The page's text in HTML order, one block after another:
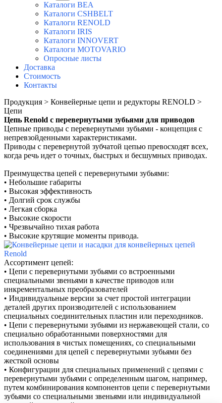
Каталоги BEA
Каталоги CSHBELT
Каталоги RENOLD
Каталоги IRIS
Каталоги INNOVERT
Каталоги MOTOVARIO
Опросные листы
Доставка
Стоимость
Контакты
Продукция > Конвейерные цепи и редукторы RENOLD >
Цепи
Цепь Renold с перевернутыми зубьями для приводов
Цепные приводы с перевернутыми зубьями - концепция с
непревзойденными характеристиками.
Приводы с перевернутой зубчатой цепью превосходят всех,
когда речь идет о точных, быстрых и бесшумных приводах.
Преимущества цепей с перевернутыми зубьями:
• Небольшие габариты
• Высокая эффективность
• Долгий срок службы
• Легкая сборка
• Высокие скорости
• Чрезвычайно тихая работа
• Высокие крутящие моменты привода.
Ассортимент цепей:
• Цепи с перевернутыми зубьями со встроенными
специальными звеньями в качестве приводов или
инкрементальных преобразователей
• Индивидуальные версии за счет простой интеграции
деталей других производителей с использованием
специальных соединительных пластин или переходников.
• Цепи с перевернутыми зубьями из нержавеющей стали, со
специально обработанными поверхностями для
использования в чистых помещениях, со специальными
соединениями для цепей с перевернутыми зубьями без
жесткой основы
• Конфигурации для специальных применений с цепями с
перевернутыми зубьями с определенным шагом, например,
путем комбинирования компонентов цепи с перевернутыми
зубьями со специальными звеньями или индивидуальной